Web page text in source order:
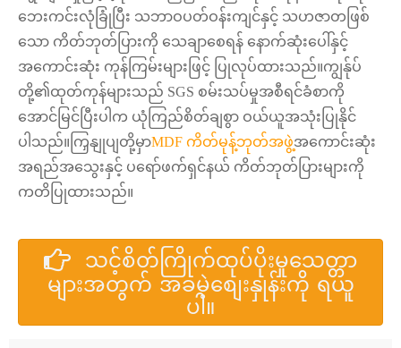
ဘေးကင်းလုံခြုံပြီး သဘာဝပတ်ဝန်းကျင်နှင့် သဟဇာတဖြစ်
သော ကိတ်ဘုတ်ပြားကို သေချာစေရန် နောက်ဆုံးပေါ်နှင့်
အကောင်းဆုံး ကုန်ကြမ်းများဖြင့် ပြုလုပ်ထားသည်။ကျွန်ုပ်
တို့၏ထုတ်ကုန်များသည် SGS စမ်းသပ်မှုအစီရင်ခံစာကို
အောင်မြင်ပြီးပါက ယုံကြည်စိတ်ချစွာ ဝယ်ယူအသုံးပြုနိုင်
ပါသည်။ကြှနျုပျတို့မှာMDF ကိတ်မုန့်ဘုတ်အဖွဲ့အကောင်းဆုံး
အရည်အသွေးနှင့် ပရော်ဖက်ရှင်နယ် ကိတ်ဘုတ်ပြားများကို
ကတိပြုထားသည်။
သင့်စိတ်ကြိုက်ထုပ်ပိုးမှုသေတ္တာ
များအတွက် အခမဲ့စျေးနှုန်းကို ရယူ
ပါ။